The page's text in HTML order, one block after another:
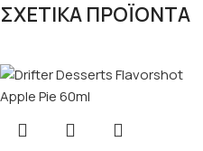
ΣΧΕΤΙΚΑ ΠΡΟΪΟΝΤΑ